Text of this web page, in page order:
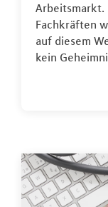
Arbeitsmarkt.
Fachkräften
auf diesem
kein